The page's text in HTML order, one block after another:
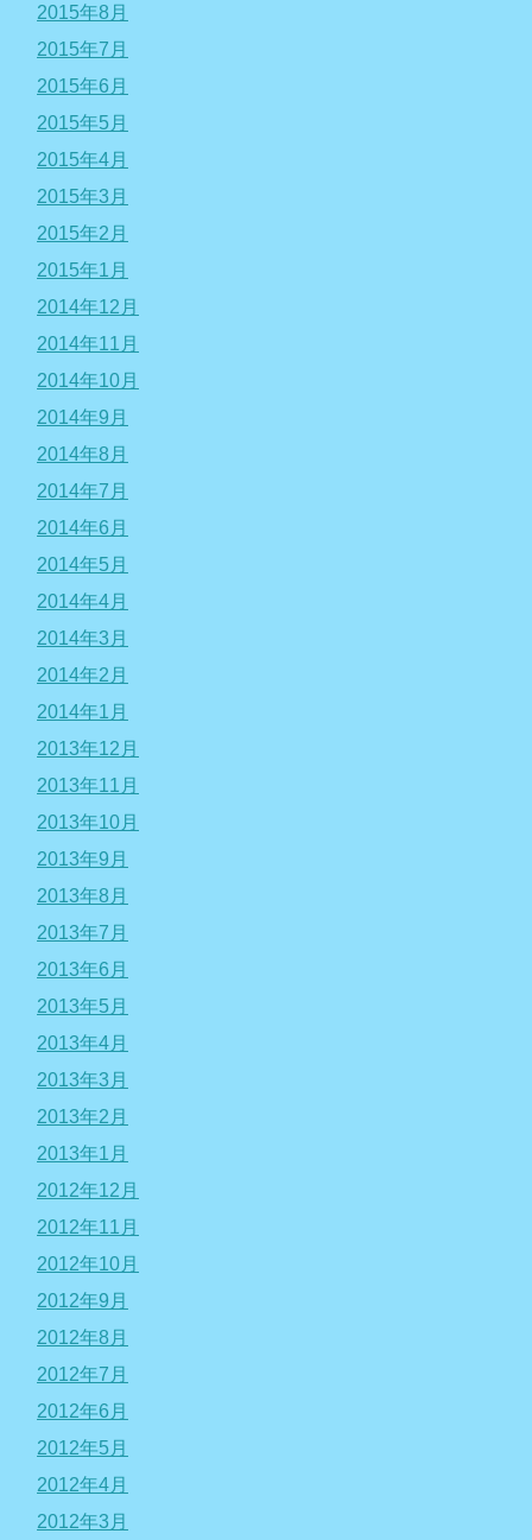
2015年8月
2015年7月
2015年6月
2015年5月
2015年4月
2015年3月
2015年2月
2015年1月
2014年12月
2014年11月
2014年10月
2014年9月
2014年8月
2014年7月
2014年6月
2014年5月
2014年4月
2014年3月
2014年2月
2014年1月
2013年12月
2013年11月
2013年10月
2013年9月
2013年8月
2013年7月
2013年6月
2013年5月
2013年4月
2013年3月
2013年2月
2013年1月
2012年12月
2012年11月
2012年10月
2012年9月
2012年8月
2012年7月
2012年6月
2012年5月
2012年4月
2012年3月